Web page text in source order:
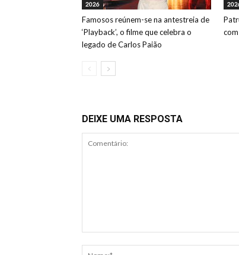
2026
Famosos reúnem-se na antestreia de
‘Playback’, o filme que celebra o
legado de Carlos Paião
DEIXE UMA RESPOSTA